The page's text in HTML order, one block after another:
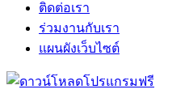
ติดต่อเรา
ร่วมงานกับเรา
แผนผังเว็บไซต์